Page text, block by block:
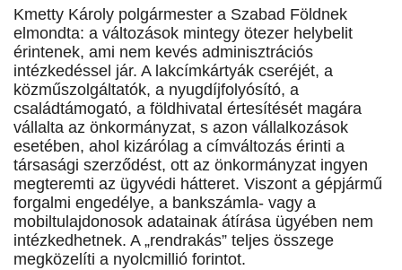
Kmetty Károly polgármester a Szabad Földnek
elmondta: a változások mintegy ötezer helybelit
érintenek, ami nem kevés adminisztrációs
intézkedéssel jár. A lakcímkártyák cseréjét, a
közműszolgáltatók, a nyugdíjfolyósító, a
családtámogató, a földhivatal értesítését magára
vállalta az önkormányzat, s azon vállalkozások
esetében, ahol kizárólag a címváltozás érinti a
társasági szerződést, ott az önkormányzat ingyen
megteremti az ügyvédi hátteret. Viszont a gépjármű
forgalmi engedélye, a bankszámla- vagy a
mobiltulajdonosok adatainak átírása ügyében nem
intézkedhetnek. A „rendrakás” teljes összege
megközelíti a nyolcmillió forintot.